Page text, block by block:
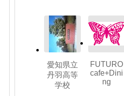
愛知県立
丹羽高等
学校
FUTURO
cafe+Dini
ng